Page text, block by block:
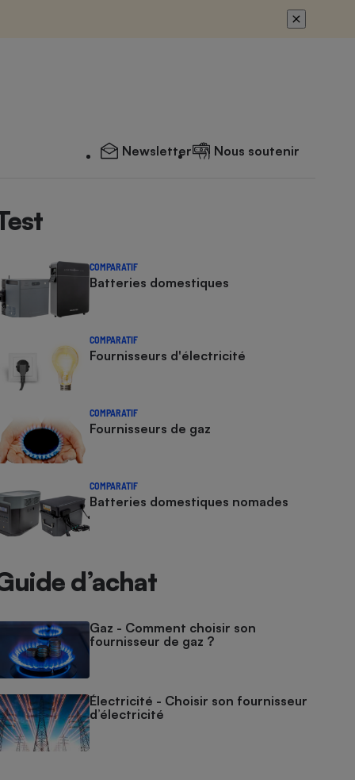
Newsletter Nous soutenir
COMPARATIF
Batteries domestiques
COMPARATIF
Fournisseurs d'électricité
COMPARATIF
Fournisseurs de gaz
COMPARATIF
Batteries domestiques nomades
d’achat
Gaz - Comment choisir son
fournisseur de gaz ?
Électricité - Choisir son fournisseur
d’électricité